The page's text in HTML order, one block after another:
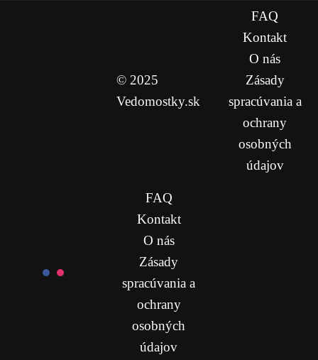
© 2025
Vedomostky.sk
FAQ
Kontakt
O nás
Zásady
spracúvania a
ochrany
osobných
údajov
FAQ
Kontakt
O nás
Zásady
spracúvania a
ochrany
osobných
údajov